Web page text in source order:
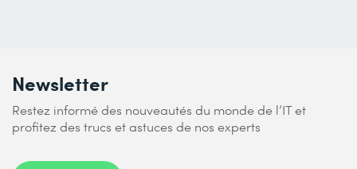
Newsletter
Restez informé des nouveautés du monde de l’IT et
profitez des trucs et astuces de nos experts